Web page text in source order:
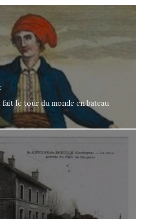
fait le tour du monde en bateau